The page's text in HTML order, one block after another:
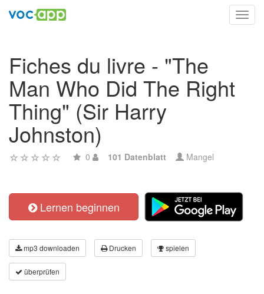
Fiches du livre - "The
Man Who Did The Right
Thing" (Sir Harry
Johnston)
0 101 Datenblatt Mangel
Lernen beginnen
mp3 downloaden Drucken spielen
überprüfen